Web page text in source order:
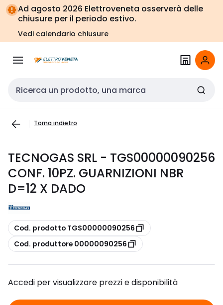
Vai alla
navigazione
Vai
alla
pagina
Ad agosto 2026 Elettroveneta osserverà delle
chiusure per il periodo estivo.
Vedi calendario chiusure
Cerca input
Torna indietro
TECNOGAS SRL - TGS00000090256
CONF. 10PZ. GUARNIZIONI NBR
D=12 X DADO
copia
Cod. prodotto TGS00000090256
copia
Cod. produttore 00000090256
Accedi per visualizzare prezzi e disponibilità